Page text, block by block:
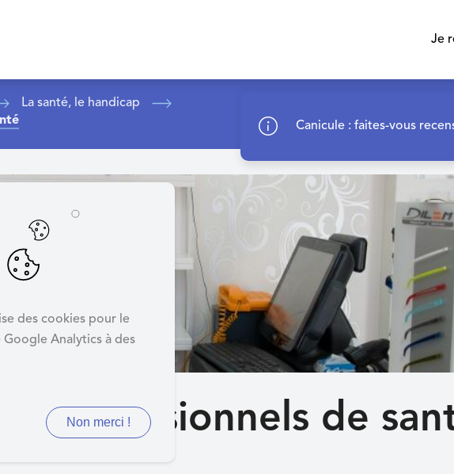
Canicule : faites-vous
des cookies pour le
Analytics à des
Non merci !
La santé, le handicap
professionnels de